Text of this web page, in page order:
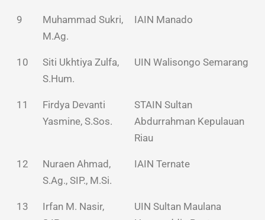
9
Muhammad Sukri,
M.Ag.
IAIN Manado
10
Siti Ukhtiya Zulfa,
S.Hum.
UIN Walisongo Semarang
11
Firdya Devanti
Yasmine, S.Sos.
STAIN Sultan
Abdurrahman Kepulauan
Riau
12
Nuraen Ahmad,
S.Ag., SIP., M.Si.
IAIN Ternate
13
Irfan M. Nasir,
UIN Sultan Maulana